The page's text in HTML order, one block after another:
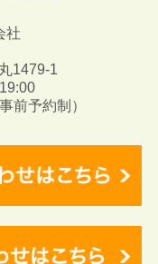
社
1479-1
前予約制）